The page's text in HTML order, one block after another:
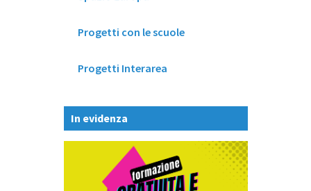
Progetti con le scuole
Progetti Interarea
In evidenza